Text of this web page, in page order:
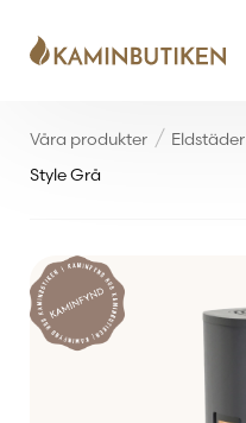
Våra produkter Eldstäder
Style Grå